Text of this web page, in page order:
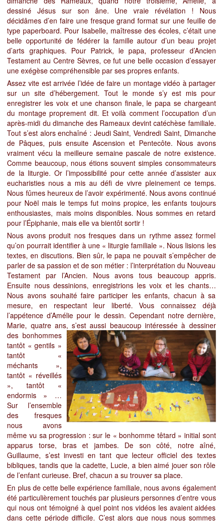
dessiné Jésus sur son âne. Une vraie révélation ! Nous
décidâmes d’en faire une fresque grand format sur une feuille de
type paperboard. Pour Isabelle, maîtresse des écoles, c’était une
belle opportunité de fédérer la famille autour d’un beau projet
d’arts graphiques. Pour Patrick, le papa, professeur d’Ancien
Testament au Centre Sèvres, ce fut une belle occasion d’essayer
une exégèse compréhensible par ses propres enfants.
Assez vite est arrivée l’idée de faire un montage vidéo à partager
sur un site d’hébergement. Tout le monde s’y est mis pour
enregistrer les voix et une chanson finale, le papa se chargeant
du montage proprement dit. Et voilà comment l’occupation d’un
après-midi du dimanche des Rameaux devint catéchèse familiale.
Tout s’est alors enchaîné : Jeudi Saint, Vendredi Saint, Dimanche
de Pâques, puis ensuite Ascension et Pentecôte. Nous avons
vraiment vécu la meilleure semaine pascale de notre existence.
Comme beaucoup, nous étions souvent simples consommateurs
de la liturgie. Or l’impossibilité pour cette année d’assister aux
eucharisties nous a mis au défi de vivre pleinement ce temps.
Nous fûmes heureux de l’avoir expérimenté. Nous avons continué
pour Noël mais le temps fut moins propice, les enfants toujours
enthousiastes, mais moins disponibles. Nous sommes en retard
pour l’Épiphanie, mais elle va bientôt sortir !
Nous avons produit nos fresques dans un rythme assez formel
qu’on pourrait identifier à une « liturgie familiale ». Nous lisions les
textes, en discutions. Bien sûr, le papa ne pouvait s’empêcher de
parler de sa passion et de son métier : l’interprétation du Nouveau
Testament par l’Ancien. Nous avons tous beaucoup appris.
Ensuite nous dessinions, enregistrions les voix et les chants…
Nous avons souhaité faire participer les enfants, chacun à sa
mesure, en respectant leur liberté. Vous connaissez déjà
l’appétence d’Amélie pour le dessin. Cependant notre dernière,
Marie, quatre ans, s’est aussi beaucoup intéressée à dessiner
des bonhommes
tantôt « gentils »
tantôt «
méchants »,
tantôt « réveillés
», tantôt «
endormis » …
Sur l’ensemble
des fresques
nous avons
même vu sa progression : sur le « bonhomme têtard » initial sont
apparus torse, bras et jambes. De son côté, notre aîné,
Guillaume, s’est investi en tant que lecteur officiel des textes
bibliques, tandis que la cadette, Lucie, a bien aimé jouer son rôle
de l’enfant curieuse. Bref, chacun a su trouver sa place.
En plus de cette belle expérience familiale, nous avons également
été particulièrement touchés par plusieurs personnes d’entre vous
qui nous ont témoigné à quel point nos vidéos les avaient aidées
dans cette période difficile. C’est alors que nous nous sommes